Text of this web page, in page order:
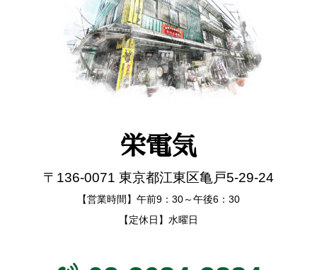
栄電気
〒136-0071 東京都江東区亀戸5-29-24
【営業時間】午前9：30～午後6：30
【定休日】水曜日